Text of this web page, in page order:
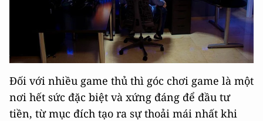
Đối với nhiều game thủ thì góc chơi game là một
nơi hết sức đặc biệt và xứng đáng để đầu tư
tiền, từ mục đích tạo ra sự thoải mái nhất khi